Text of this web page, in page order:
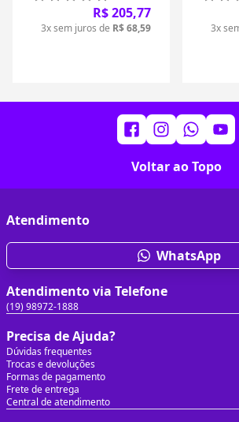
R$ 205,77
3x sem juros de R$ 68,59 3x
Voltar ao Topo
Atendimento
WhatsApp
Atendimento via Telefone
(19) 98972-1888
Precisa de Ajuda?
Dúvidas frequentes
Trocas e devoluções
Formas de pagamento
Frete de entrega
Central de atendimento